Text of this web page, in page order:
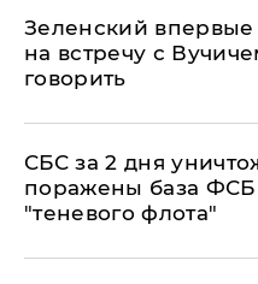
Зеленский
на встречу с
говорить
СБС за 2 дня
поражены база
"теневого флота"